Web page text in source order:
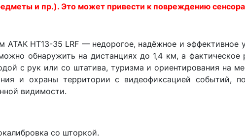
и пр.). Это может привести к повреждению
ATAK HT13-35 LRF — недорогое, надёжное и эффективное
обнаружить на дистанциях до 1,4 км, а фактическое
с рук или со штатива, туризма и ориентирования на
и охраны территории с видеофиксацией событий,
видимости.
со шторкой.